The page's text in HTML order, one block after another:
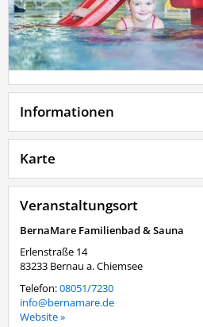
Informationen
Karte
Veranstaltungsort
BernaMare Familienbad & Sauna
Erlenstraße 14
83233 Bernau a. Chiemsee
Telefon:08051/7230
info@bernamare.de
Website »